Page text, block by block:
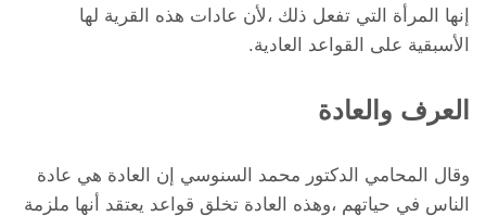
إنها المرأة التي تفعل ذلك ،لأن عادات هذه القرية لها
الأسبقية على القواعد العادية.
العرف والعادة
وقال المحامي الدكتور محمد السنوسي إن العادة هي عادة
الناس في حياتهم ،وهذه العادة تخلق قواعد يعتقد أنها ملزمة